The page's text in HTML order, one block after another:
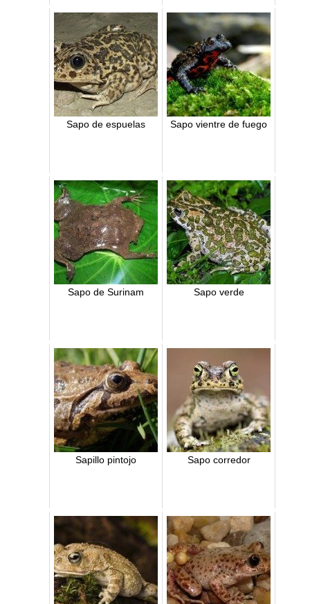
Sapo de espuelas Sapo vientre de fuego
Sapo de Surinam Sapo verde
Sapillo pintojo Sapo corredor